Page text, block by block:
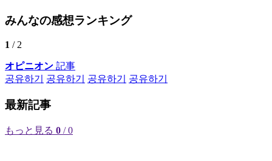
みんなの感想ランキング
1 / 2
オピニオン 記事
공유하기
공유하기 공유하기 공유하기
最新記事
もっと見る 0 / 0